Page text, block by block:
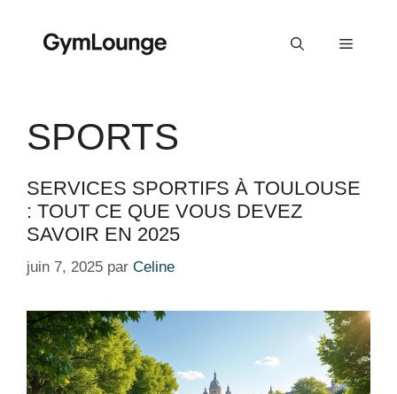
contenu
Menu
SPORTS
SERVICES SPORTIFS À TOULOUSE
: TOUT CE QUE VOUS DEVEZ
SAVOIR EN 2025
juin 7, 2025 par Celine